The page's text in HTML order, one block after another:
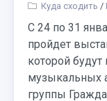
Куда сходить /
С 24 по 31
пройдет
которой
музыкальных
группы